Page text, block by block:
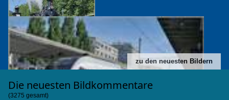
zu den neuesten Bildern
Die neuesten Bildkommentare
(3275 gesamt)